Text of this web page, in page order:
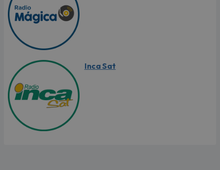
Inca Sat